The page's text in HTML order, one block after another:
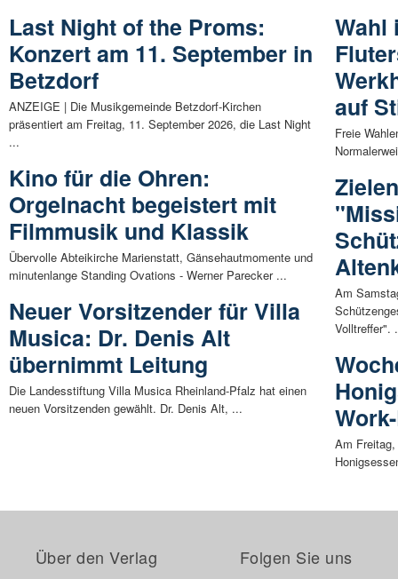
Last Night of the Proms:
Konzert am 11. September in
Betzdorf
ANZEIGE | Die Musikgemeinde Betzdorf-Kirchen
präsentiert am Freitag, 11. September 2026, die Last Night
...
Kino für die Ohren:
Orgelnacht begeistert mit
Filmmusik und Klassik
Übervolle Abteikirche Marienstatt, Gänsehautmomente und
minutenlange Standing Ovations - Werner Parecker ...
Neuer Vorsitzender für Villa
Musica: Dr. Denis Alt
übernimmt Leitung
Die Landesstiftung Villa Musica Rheinland-Pfalz hat einen
neuen Vorsitzenden gewählt. Dr. Denis Alt, ...
Wahl
auf
Freie
Am
Volltreffer".
Am
Über den Verlag Folgen Sie uns